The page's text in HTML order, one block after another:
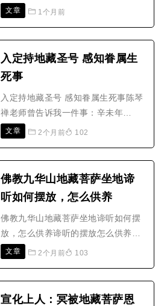
菩..
达九华山西天寺尚未进入殿堂,师兄已
员们在地藏殿齐诵《地藏经》东林慈
师带领东林慈善成员们在地藏殿齐诵
《地藏经》殿门外的师兄..
文章 1个月前
入定持地藏圣号 感知眷属生
死事
入定持地藏圣号 感知眷属生死事陈琴
禅老师曾告诉我一件事：辛未年
（1931），云南和广西军阀内战，我
分，来请我作决断。我没有得神通，
菩萨的大威神力，采用占察行法。如
果诚心，可望相应。便劝他们..
文章 2个月前 102
佛教九华山地藏菩萨坐地谛
听如何摆放，怎么供养
佛教九华山地藏菩萨坐地谛听如何摆
放，怎么供养谛听的摆放怎么供养？
前不久，一位中年商人询问小编一个
广进，他请购了八方财位谛听摆件，
文章 2个月前 103
宣化上人：冥被地藏菩萨恩